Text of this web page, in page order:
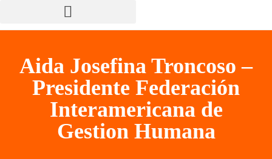
Aida Josefina Troncoso –
Presidente Federación
Interamericana de
Gestion Humana